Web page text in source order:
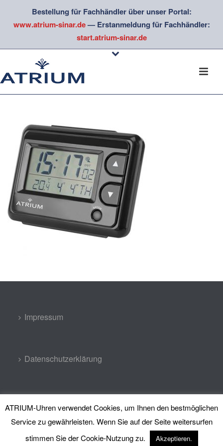
Bestellung für Fachhändler über unser Portal:
www.atrium-sinar.de— Erstanmeldung für Fachhändler:
start.atrium-sinar.de
Impressum
Datenschutzerklärung
ATRIUM-Uhren verwendet Cookies, um Ihnen den bestmöglichen
Service zu gewährleisten. Wenn Sie auf der Seite weitersurfen
stimmen Sie der Cookie-Nutzung zu.
Akzeptieren.